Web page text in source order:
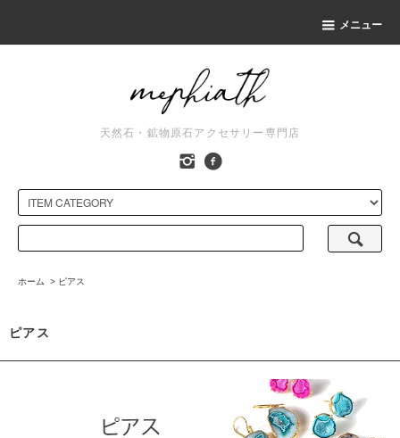
メニュー
天然石・鉱物原石アクセサリー専門店
ホーム > ピアス
ピアス